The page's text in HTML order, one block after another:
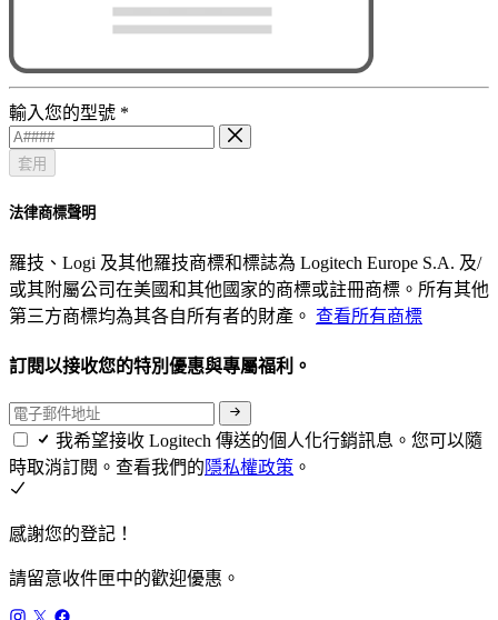
輸入您的型號 *
套用
法律商標聲明
羅技、Logi 及其他羅技商標和標誌為 Logitech Europe S.A. 及/
或其附屬公司在美國和其他國家的商標或註冊商標。所有其他
第三方商標均為其各自所有者的財產。 查看所有商標
訂閱以接收您的特別優惠與專屬福利。
我希望接收 Logitech 傳送的個人化行銷訊息。您可以隨
時取消訂閱。查看我們的隱私權政策 。
感謝您的登記！
請留意收件匣中的歡迎優惠。